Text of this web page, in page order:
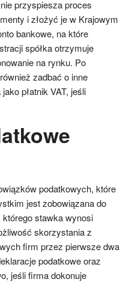
przyspiesza proces
i złożyć je w Krajowym
bankowe, na które
spółka otrzymuje
na rynku. Po
zadbać o inne
płatnik VAT, jeśli
podatkowych, które
jest zobowiązana do
którego stawka wynosi
skorzystania z
firm przez pierwsze dwa
podatkowe oraz
jeśli firma dokonuje